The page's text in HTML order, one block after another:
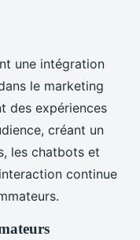
une intégration
le marketing
des expériences
créant un
les chatbots et
continue